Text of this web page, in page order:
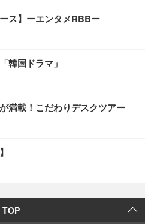
ス】ーエンタメRBBー
韓国ドラマ」
満載！こだわりデスクツアー
TOP